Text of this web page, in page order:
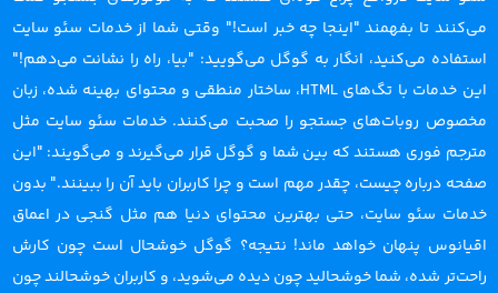
می‌کنند تا بفهمند "اینجا چه خبر است!" وقتی شما از خدمات سئو سایت
استفاده می‌کنید، انگار به گوگل می‌گویید: "بیا، راه را نشانت می‌دهم!"
این خدمات با تگ‌های HTML، ساختار منطقی و محتوای بهینه شده، زبان
مخصوص روبات‌های جستجو را صحبت می‌کنند. خدمات سئو سایت مثل
مترجم فوری هستند که بین شما و گوگل قرار می‌گیرند و می‌گویند: "این
صفحه درباره چیست، چقدر مهم است و چرا کاربران باید آن را ببینند." بدون
خدمات سئو سایت، حتی بهترین محتوای دنیا هم مثل گنجی در اعماق
اقیانوس پنهان خواهد ماند! نتیجه؟ گوگل خوشحال است چون کارش
راحت‌تر شده، شما خوشحالید چون دیده می‌شوید، و کاربران خوشحالند چون